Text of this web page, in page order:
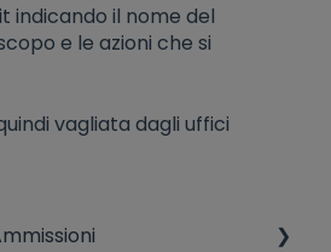
indicando il nome del
e le azioni che si
vagliata dagli uffici